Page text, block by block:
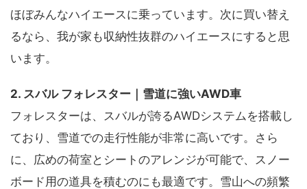
ほぼみんなハイエースに乗っています。次に買い替え
るなら、我が家も収納性抜群のハイエースにすると思
います。
2. スバル フォレスター｜雪道に強いAWD車
フォレスターは、スバルが誇るAWDシステムを搭載し
ており、雪道での走行性能が非常に高いです。さら
に、広めの荷室とシートのアレンジが可能で、スノー
ボード用の道具を積むのにも最適です。雪山への頻繁